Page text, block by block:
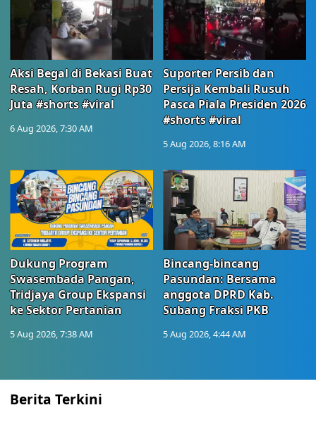
Aksi Begal di Bekasi Buat
Resah, Korban Rugi Rp30
Juta #shorts #viral
6 Aug 2026, 7:30 AM
Suporter Persib dan
Persija Kembali Rusuh
Pasca Piala Presiden 2026
#shorts #viral
5 Aug 2026, 8:16 AM
Dukung Program
Swasembada Pangan,
Tridjaya Group Ekspansi
ke Sektor Pertanian
5 Aug 2026, 7:38 AM
Bincang-bincang
Pasundan: Bersama
anggota DPRD Kab.
Subang Fraksi PKB
5 Aug 2026, 4:44 AM
Berita Terkini